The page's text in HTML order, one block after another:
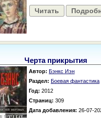
Читать
Черта прикрытия
Автор: Бэнкс Иэн
Раздел: Боевая фантастика
Год: 2012
Страниц: 309
Дата добавления: 26-07-